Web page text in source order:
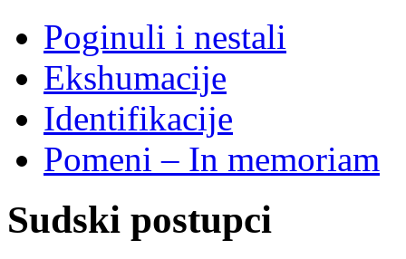
Poginuli i nestali
Ekshumacije
Identifikacije
Pomeni – In memoriam
Sudski postupci